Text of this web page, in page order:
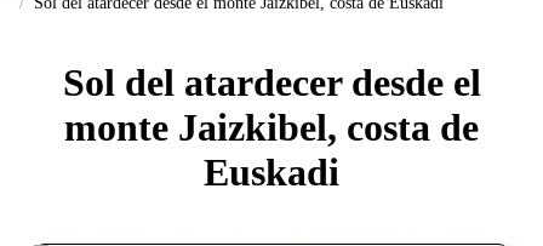
Sol del atardecer desde el
monte Jaizkibel, costa de
Euskadi